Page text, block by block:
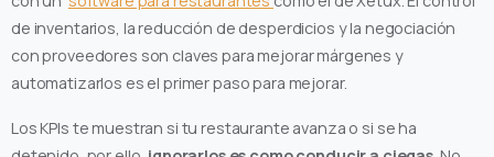
de inventarios, la reducción de desperdicios y la negociación
con proveedores son claves para mejorar márgenes y
automatizarlos es el primer paso para mejorar.
Los KPIs te muestran si tu restaurante avanza o si se ha